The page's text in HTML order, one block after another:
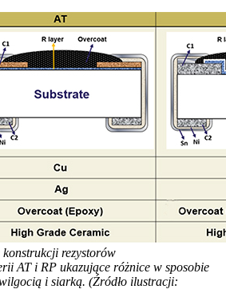
rezystorów
AT i RP ukazujące różnice w sposobie
i siarką. (Źródło ilustracji: